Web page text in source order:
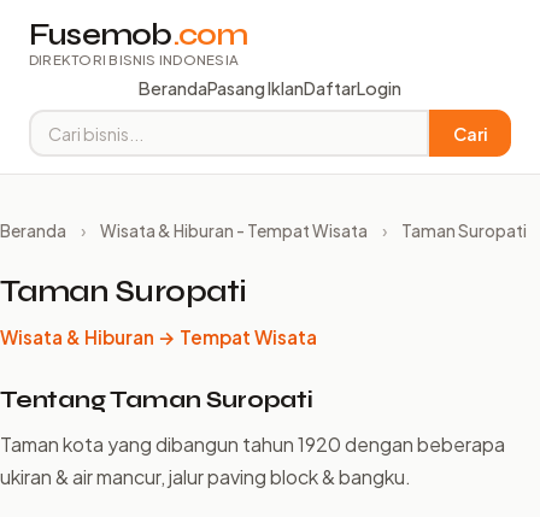
Fusemob.com
DIREKTORI BISNIS INDONESIA
BerandaPasang IklanDaftarLogin
Cari
Beranda › Wisata & Hiburan - Tempat Wisata › Taman Suropati
Taman Suropati
Wisata & Hiburan → Tempat Wisata
Tentang Taman Suropati
Taman kota yang dibangun tahun 1920 dengan beberapa
ukiran & air mancur, jalur paving block & bangku.